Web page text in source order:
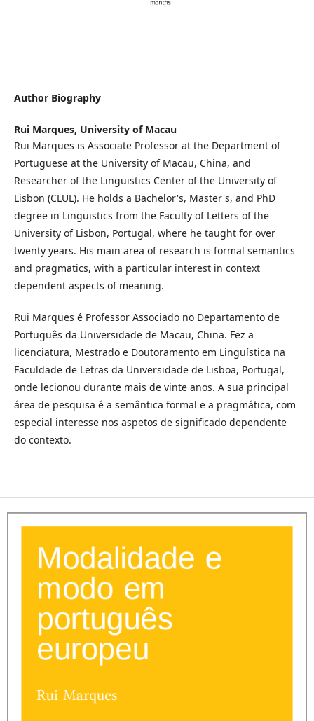
Author Biography
Rui Marques, University of Macau
Rui Marques is Associate Professor at the Department of
Portuguese at the University of Macau, China, and
Researcher of the Linguistics Center of the University of
Lisbon (CLUL). He holds a Bachelor's, Master's, and PhD
degree in Linguistics from the Faculty of Letters of the
University of Lisbon, Portugal, where he taught for over
twenty years. His main area of research is formal semantics
and pragmatics, with a particular interest in context
dependent aspects of meaning.
Rui Marques é Professor Associado no Departamento de
Português da Universidade de Macau, China. Fez a
licenciatura, Mestrado e Doutoramento em Linguística na
Faculdade de Letras da Universidade de Lisboa, Portugal,
onde lecionou durante mais de vinte anos. A sua principal
área de pesquisa é a semântica formal e a pragmática, com
especial interesse nos aspetos de significado dependente
do contexto.